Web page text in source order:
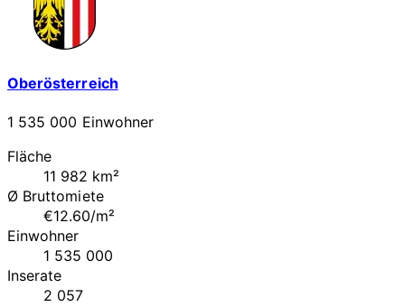
Oberösterreich
1 535 000 Einwohner
Fläche
11 982 km²
Ø Bruttomiete
€12.60/m²
Einwohner
1 535 000
Inserate
2 057